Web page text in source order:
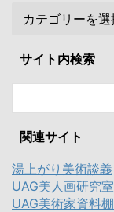
サイト内検索
関連サイト
湯上がり美術談義
UAG美人画研究室
UAG美術家資料棚